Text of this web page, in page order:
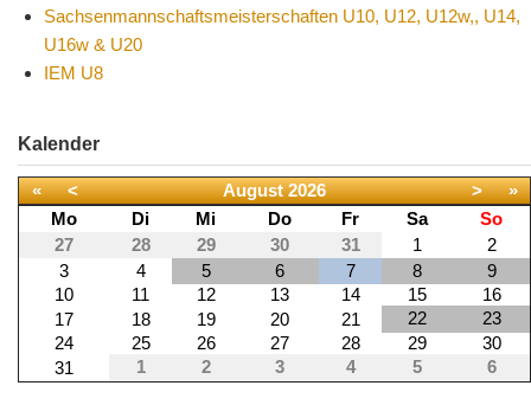
Sachsenmannschaftsmeisterschaften U10, U12, U12w,, U14,
U16w & U20
IEM U8
Kalender
« < August 2026 >
»
Mo
Di Mi Do Fr Sa
So
27
28 29 30 31 1
2
3
4 5 6 7 8
9
10
11 12 13 14 15
16
17
18 19 20 21 22
23
24
25 26 27 28 29
30
31
1 2 3 4 5 6